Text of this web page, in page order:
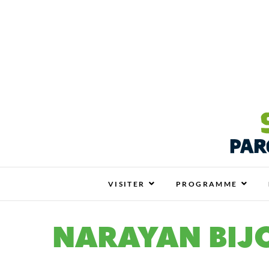
Salon ZEN & BIO
SALON ZEN & BIO NANTES : VOTRE
VISITER PROGRAMME
NARAYAN